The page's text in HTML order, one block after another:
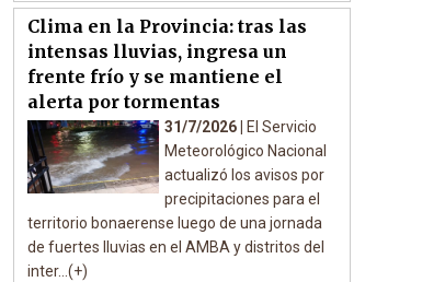
Clima en la Provincia: tras las
intensas lluvias, ingresa un
frente frío y se mantiene el
alerta por tormentas
31/7/2026 |
El Servicio
Meteorológico Nacional
actualizó los avisos por
precipitaciones para el
territorio bonaerense luego de una jornada
de fuertes lluvias en el AMBA y distritos del
inter...(+)